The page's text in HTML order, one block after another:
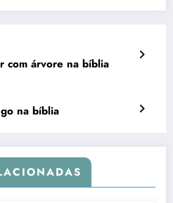
com árvore na bíblia
na bíblia